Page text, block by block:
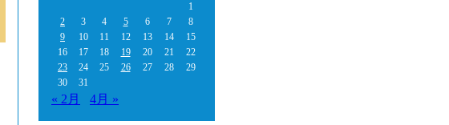
1
2
3 4 5 6 7
8
9
10 11 12 13 14
15
16
17 18 19 20 21
22
23
24 25 26 27 28
29
30
31
« 2月 4月 »